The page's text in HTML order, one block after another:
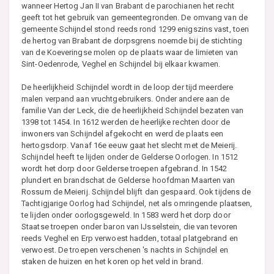
wanneer Hertog Jan II van Brabant de parochianen het recht
geeft tot het gebruik van gemeentegronden. De omvang van de
gemeente Schijndel stond reeds rond 1299 enigszins vast, toen
de hertog van Brabant de dorpsgrens noemde bij de stichting
van de Koeveringse molen op de plaats waar de limieten van
Sint-Oedenrode, Veghel en Schijndel bij elkaar kwamen.
De heerlijkheid Schijndel wordt in de loop der tijd meerdere
malen verpand aan vruchtgebruikers. Onder andere aan de
familie Van der Leck, die de heerlijkheid Schijndel bezaten van
1398 tot 1454. In 1612 werden de heerlijke rechten door de
inwoners van Schijndel afgekocht en werd de plaats een
hertogsdorp. Vanaf 16e eeuw gaat het slecht met de Meierij.
Schijndel heeft te lijden onder de Gelderse Oorlogen. In 1512
wordt het dorp door Gelderse troepen afgebrand. In 1542
plundert en brandschat de Gelderse hoofdman Maarten van
Rossum de Meierij. Schijndel blijft dan gespaard. Ook tijdens de
Tachtigjarige Oorlog had Schijndel, net als omringende plaatsen,
te lijden onder oorlogsgeweld. In 1583 werd het dorp door
Staatse troepen onder baron van IJsselstein, die van tevoren
reeds Veghel en Erp verwoest hadden, totaal platgebrand en
verwoest. De troepen verschenen 's nachts in Schijndel en
staken de huizen en het koren op het veld in brand.